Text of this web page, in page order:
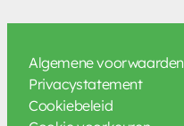
Algemene voorwaarden
Privacystatement
Cookiebeleid